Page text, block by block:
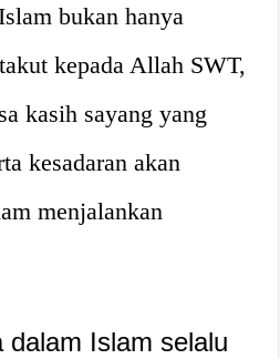
bukan hanya
kepada Allah SWT,
kasih sayang yang
kesadaran akan
menjalankan
dalam Islam selalu